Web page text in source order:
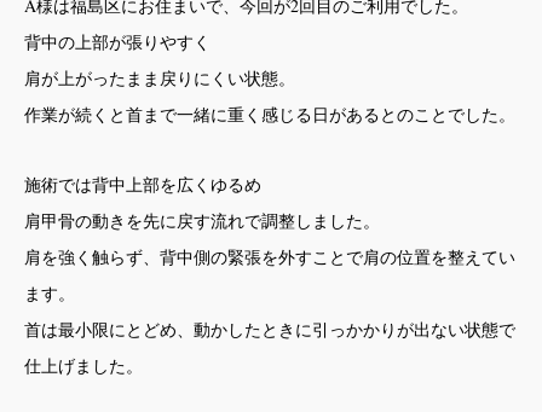
A様は福島区にお住まいで、今回が2回目のご利用でした。
背中の上部が張りやすく
肩が上がったまま戻りにくい状態。
作業が続くと首まで一緒に重く感じる日があるとのことでした。
施術では背中上部を広くゆるめ
肩甲骨の動きを先に戻す流れで調整しました。
肩を強く触らず、背中側の緊張を外すことで肩の位置を整えてい
ます。
首は最小限にとどめ、動かしたときに引っかかりが出ない状態で
仕上げました。